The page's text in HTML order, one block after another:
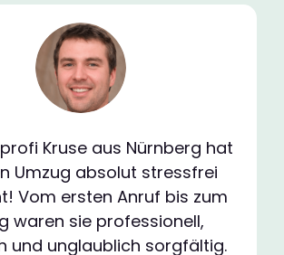
Kruse aus Nürnberg hat
Umzug absolut stressfrei
Vom ersten Anruf bis zum
waren sie professionell,
und unglaublich sorgfältig.